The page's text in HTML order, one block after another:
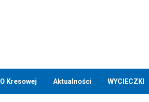
O Kresowej Aktualności WYCIECZKI